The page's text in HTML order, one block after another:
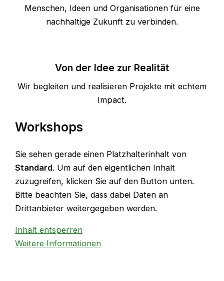
Menschen, Ideen und Organisationen für eine
nachhaltige Zukunft zu verbinden.
Von der Idee zur Realität
Wir begleiten und realisieren Projekte mit echtem
Impact.
Workshops
Sie sehen gerade einen Platzhalterinhalt von
Standard. Um auf den eigentlichen Inhalt
zuzugreifen, klicken Sie auf den Button unten.
Bitte beachten Sie, dass dabei Daten an
Drittanbieter weitergegeben werden.
Inhalt entsperren
Weitere Informationen